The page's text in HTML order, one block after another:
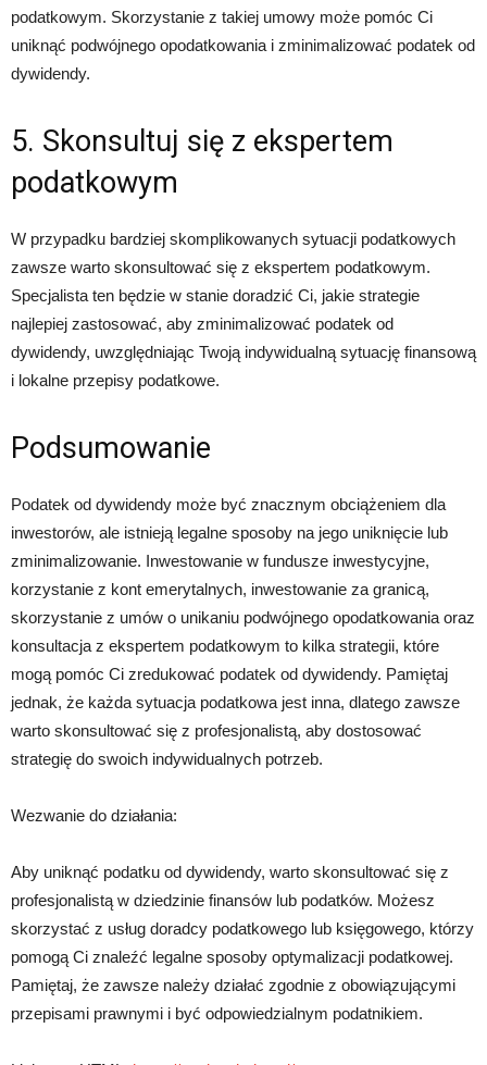
podatkowym. Skorzystanie z takiej umowy może pomóc Ci
uniknąć podwójnego opodatkowania i zminimalizować podatek od
dywidendy.
5. Skonsultuj się z ekspertem
podatkowym
W przypadku bardziej skomplikowanych sytuacji podatkowych
zawsze warto skonsultować się z ekspertem podatkowym.
Specjalista ten będzie w stanie doradzić Ci, jakie strategie
najlepiej zastosować, aby zminimalizować podatek od
dywidendy, uwzględniając Twoją indywidualną sytuację finansową
i lokalne przepisy podatkowe.
Podsumowanie
Podatek od dywidendy może być znacznym obciążeniem dla
inwestorów, ale istnieją legalne sposoby na jego uniknięcie lub
zminimalizowanie. Inwestowanie w fundusze inwestycyjne,
korzystanie z kont emerytalnych, inwestowanie za granicą,
skorzystanie z umów o unikaniu podwójnego opodatkowania oraz
konsultacja z ekspertem podatkowym to kilka strategii, które
mogą pomóc Ci zredukować podatek od dywidendy. Pamiętaj
jednak, że każda sytuacja podatkowa jest inna, dlatego zawsze
warto skonsultować się z profesjonalistą, aby dostosować
strategię do swoich indywidualnych potrzeb.
Wezwanie do działania:
Aby uniknąć podatku od dywidendy, warto skonsultować się z
profesjonalistą w dziedzinie finansów lub podatków. Możesz
skorzystać z usług doradcy podatkowego lub księgowego, którzy
pomogą Ci znaleźć legalne sposoby optymalizacji podatkowej.
Pamiętaj, że zawsze należy działać zgodnie z obowiązującymi
przepisami prawnymi i być odpowiedzialnym podatnikiem.